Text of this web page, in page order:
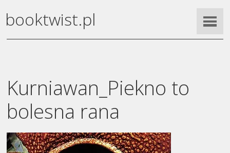
booktwist.pl
Kurniawan_Piekno to
bolesna rana